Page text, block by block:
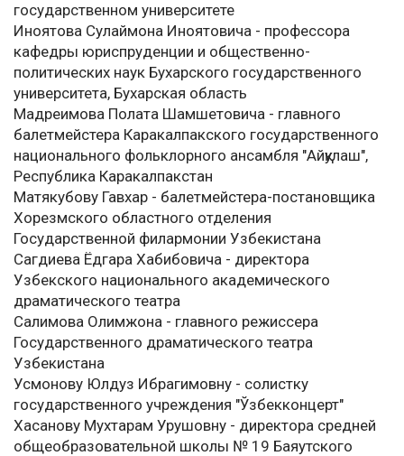
государственном университете
Иноятова Сулаймона Иноятовича - профессора
кафедры юриспруденции и общественно-
политических наук Бухарского государственного
университета, Бухарская область
Мадреимова Полата Шамшетовича - главного
балетмейстера Каракалпакского государственного
национального фольклорного ансамбля "Айқулаш",
Республика Каракалпакстан
Матякубову Гавхар - балетмейстера-постановщика
Хорезмского областного отделения
Государственной филармонии Узбекистана
Сагдиева Ёдгара Хабибовича - директора
Узбекского национального академического
драматического театра
Салимова Олимжона - главного режиссера
Государственного драматического театра
Узбекистана
Усмонову Юлдуз Ибрагимовну - солистку
государственного учреждения "Ўзбекконцерт"
Хасанову Мухтарам Урушовну - директора средней
общеобразовательной школы № 19 Баяутского